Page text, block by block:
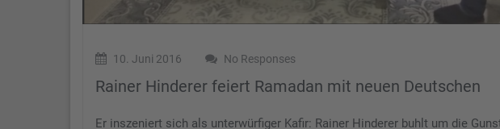
10. Juni 2016 No Responses
Rainer Hinderer feiert Ramadan mit neuen Deutschen
Er inszeniert sich als unterwürfiger Kafir: Rainer Hinderer buhlt um die